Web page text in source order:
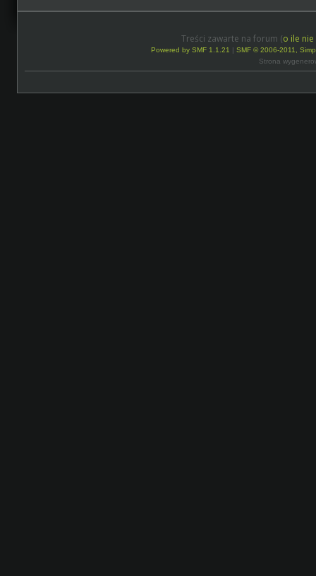
Treści zawarte na forum (o ile
Powered by SMF 1.1.21 | SMF © 2006-2011,
Strona